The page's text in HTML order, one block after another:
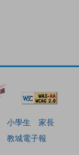
小學生
家長
教城電子報